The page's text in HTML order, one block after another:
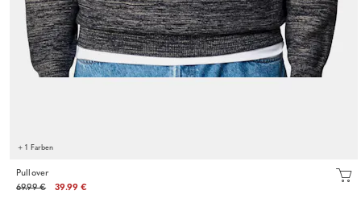
+ 1 Farben
Pullover
69.99 €
39.99 €